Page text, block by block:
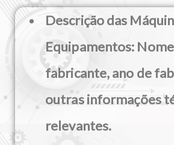
Descrição das
Equipamentos:
fabricante, ano de
outras informações
relevantes.